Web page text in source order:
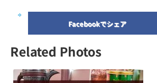
Facebookでシェア
Related Photos